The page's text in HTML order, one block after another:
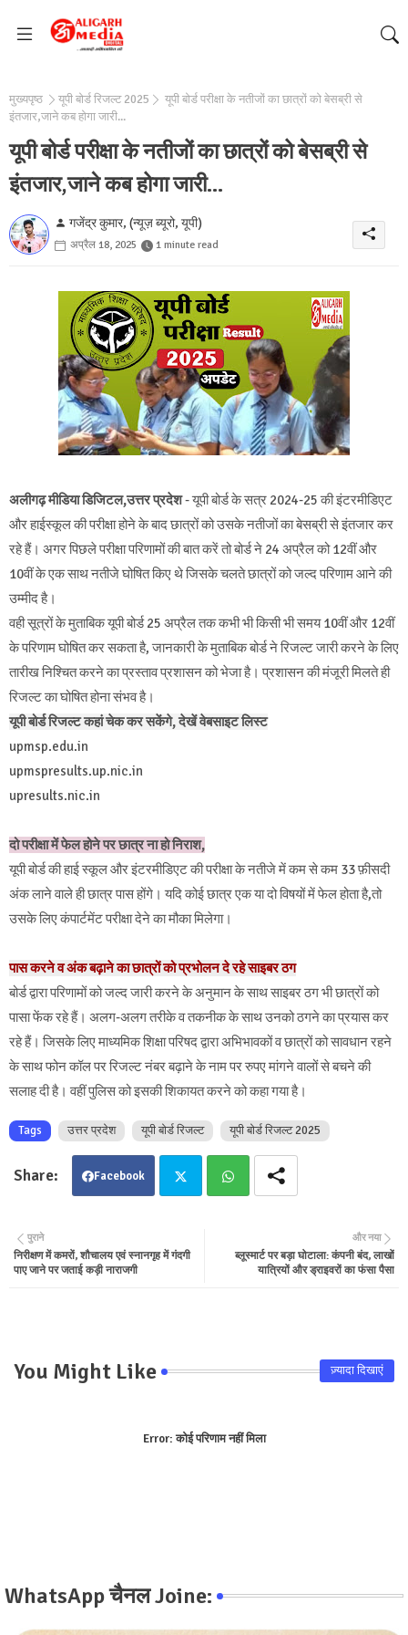
मुख्यपृष्ठ यूपी बोर्ड रिजल्ट 2025
यूपी बोर्ड परीक्षा के नतीजों का छात्रों को बेसब्री से
इंतजार,जाने कब होगा जारी...
यूपी बोर्ड परीक्षा के नतीजों का छात्रों को बेसब्री से
इंतजार,जाने कब होगा जारी...
गजेंद्र कुमार, (न्यूज़ ब्यूरो, यूपी)
अप्रैल 18, 2025 1 minute read
अलीगढ़ मीडिया डिजिटल,उत्तर प्रदेश- यूपी बोर्ड के सत्र 2024-25 की इंटरमीडिएट
और हाईस्कूल की परीक्षा होने के बाद छात्रों को उसके नतीजों का बेसब्री से इंतजार कर
रहे हैं। अगर पिछले परीक्षा परिणामों की बात करें तो बोर्ड ने 24 अप्रैल को 12वीं और
10वीं के एक साथ नतीजे घोषित किए थे जिसके चलते छात्रों को जल्द परिणाम आने की
उम्मीद है।
वही सूत्रों के मुताबिक यूपी बोर्ड 25 अप्रैल तक कभी भी किसी भी समय 10वीं और 12वीं
के परिणाम घोषित कर सकता है, जानकारी के मुताबिक बोर्ड ने रिजल्ट जारी करने के लिए
तारीख निश्चित करने का प्रस्ताव प्रशासन को भेजा है। प्रशासन की मंजूरी मिलते ही
रिजल्ट का घोषित होना संभव है।
यूपी बोर्ड रिजल्ट कहां चेक कर सकेंगे, देखें वेबसाइट लिस्ट
upmsp.edu.in
upmspresults.up.nic.in
upresults.nic.in
दो परीक्षा में फेल होने पर छात्र ना हो निराश,
यूपी बोर्ड की हाई स्कूल और इंटरमीडिएट की परीक्षा के नतीजे में कम से कम 33 फ़ीसदी
अंक लाने वाले ही छात्र पास होंगे। यदि कोई छात्र एक या दो विषयों में फेल होता है,तो
उसके लिए कंपार्टमेंट परीक्षा देने का मौका मिलेगा।
पास करने व अंक बढ़ाने का छात्रों को प्रभोलन दे रहे साइबर ठग
बोर्ड द्वारा परिणामों को जल्द जारी करने के अनुमान के साथ साइबर ठग भी छात्रों को
पासा फेंक रहे हैं। अलग-अलग तरीके व तकनीक के साथ उनको ठगने का प्रयास कर
रहे हैं। जिसके लिए माध्यमिक शिक्षा परिषद द्वारा अभिभावकों व छात्रों को सावधान रहने
के साथ फोन कॉल पर रिजल्ट नंबर बढ़ाने के नाम पर रुपए मांगने वालों से बचने की
सलाह दी है। वहीं पुलिस को इसकी शिकायत करने को कहा गया है।
Tags उत्तर प्रदेश यूपी बोर्ड रिजल्ट यूपी बोर्ड रिजल्ट 2025
Facebook
ter tsa
और नया
ब्लूस्मार्ट पर बड़ा घोटाला: कंपनी बंद, लाखों
यात्रियों और ड्राइवरों का फंसा पैसा
पुराने
निरीक्षण में कमरों, शौचालय एवं स्नानगृह में गंदगी
पाए जाने पर जताई कड़ी नाराजगी
You Might Like ज़्यादा दिखाएं
Error:कोई परिणाम नहीं मिला
WhatsApp चैनल Joine: